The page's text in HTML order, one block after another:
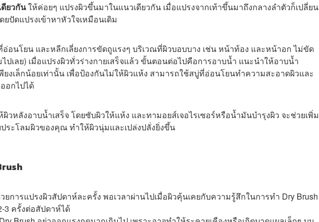
ยวกันให้ค่อยๆ แปรงผิวขึ้นมาในแนวเดียวกัน เมื่อแปรงจากเท้าขึ้นมาถึงกลางลำตัวก็เปลี่ยน
ปัดแปรงเข้าหาหัวใจเหมือนเดิม
อนโยน และหลีกเลี่ยงการขัดถูแรงๆ บริเวณที่ผิวบอบบาง เช่น หน้าท้อง และหน้าอก ไม่ขัด
ปเลย) เมื่อแปรงผิวทั่วร่างกายเสร็จแล้ว ขั้นตอนต่อไปคือการอาบน้ำ แนะนำให้อาบน้ำ
งเล็กน้อยเท่านั้น เพื่อป้องกันไม่ให้ผิวแห้ง สามารถใช้สบู่ที่อ่อนโยนทำความสะอาดผิวและ
อกไปได้
วหลังอาบน้ำเสร็จ โดยซับผิวให้แห้ง และทามอยส์เจอไรเซอร์หรือน้ำมันบำรุงผิว จะช่วยเพิ่ม
ะโลมผิวของคุณ ทำให้ผิวนุ่มและเปล่งปลั่งยิ่งขึ้น
การแปรงผิวสัปดาห์ละครั้ง พอเวลาผ่านไปเมื่อผิวคุ้นเคยกับความรู้สึกในการทำ Dry Brush
3 ครั้งต่อสัปดาห์ได้